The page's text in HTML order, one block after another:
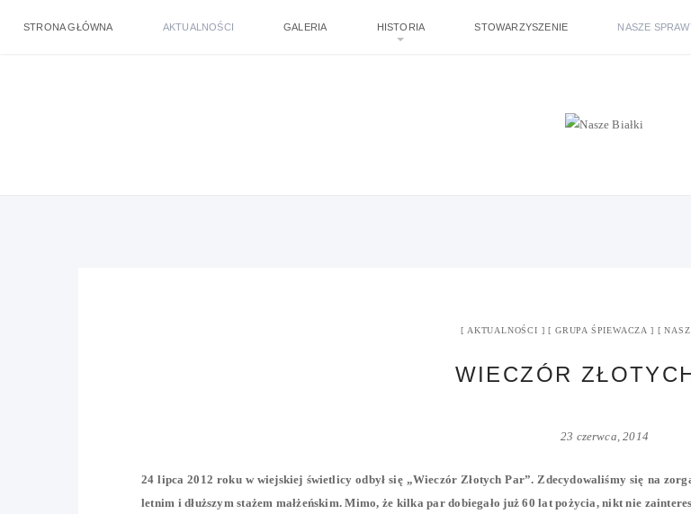
STRONA GŁÓWNA AKTUALNOŚCI GALERIA HISTORIA STOWARZYSZENIE NASZE
AKTUALNOŚCI GRUPA ŚPIEWACZA
WIECZÓR
23 czerwca, 2014
24 lipca 2012 roku w wiejskiej świetlicy odbył się „Wieczór Złotych Par”. Zdecydowaliśmy się na
letnim i dłuższym stażem małżeńskim. Mimo, że kilka par dobiegało już 60 lat pożycia, nikt nie